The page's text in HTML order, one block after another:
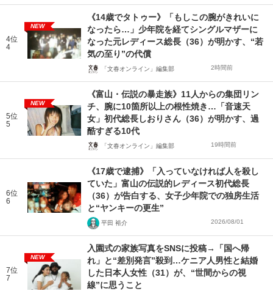
4位
4
NEW
《14歳でタトゥー》「もしこの腕がきれいに
なったら…」少年院を経てシングルマザーに
なった元レディース総長（36）が明かす、“若
気の至り”の代償
「文春オンライン」編集部 2時間前
5位
5
NEW
《富山・伝説の暴走族》11人からの集団リン
チ、腕に10箇所以上の根性焼き…「音速天
女」初代総長しおりさん（36）が明かす、過
酷すぎる10代
「文春オンライン」編集部 19時間前
6位
6
《17歳で逮捕》「入っていなければ人を殺し
ていた」富山の伝説的レディース初代総長
（36）が告白する、女子少年院での独房生活
と“ヤンキーの更生”
平田 裕介 2026/08/01
7位
7
NEW
入園式の家族写真をSNSに投稿→「国へ帰
れ」と“差別発言”殺到…ケニア人男性と結婚
した日本人女性（31）が、“世間からの視
線”に思うこと